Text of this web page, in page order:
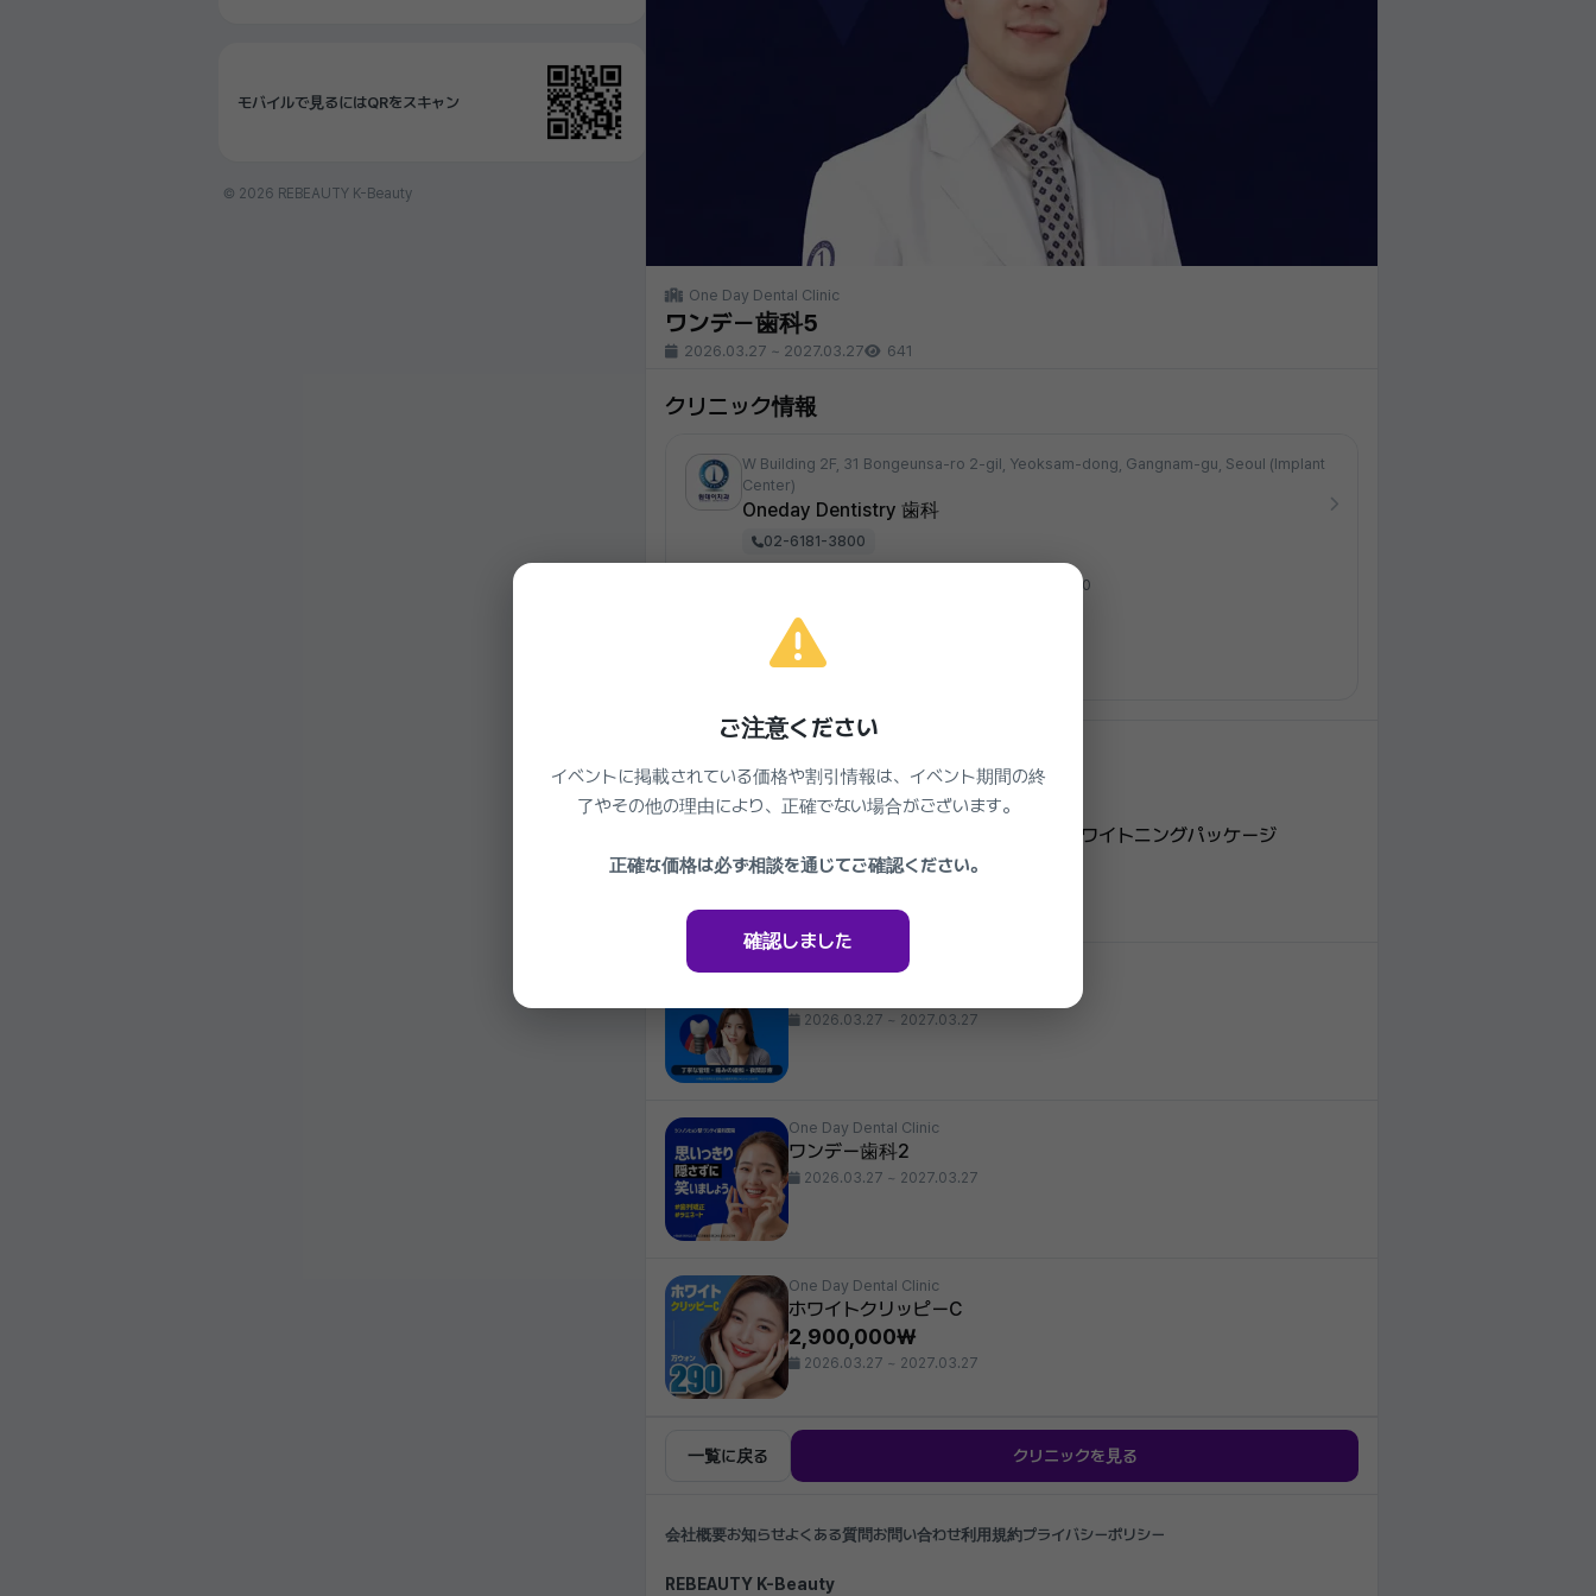
モバイルで見るにはQRをスキャン
© 2026 REBEAUTY K-Beauty
One Day Dental Clinic
ワンデー歯科5
2026.03.27 ~ 2027.03.27 641
クリニック情報
W Building 2F, 31 Bongeunsa-ro 2-gil, Yeoksam-dong, Gangnam-gu, Seoul (Implant
Center)
Oneday Dentistry 歯科
02-6181-3800
月,水,金 09:30-21:00, 火,木 09:30-18:30, 土 09:30-15:00
One Day Dental Clinic - Gangnam
クリニックを見る
One Day Dental Clinic
ホワイトニング 3回 ワンデー歯科ホワイトニングパッケージ
27%159,000₩
One Day Dental Clinic
2026.03.27 ~ 2027.03.27
One Day Dental Clinic
ワンデー歯科2
2026.03.27 ~ 2027.03.27
One Day Dental Clinic
ホワイトクリッピーC
2,900,000₩
2026.03.27 ~ 2027.03.27
一覧に戻る クリニックを見る
会社概要お知らせよくある質問 お問い合わせ利用規約プライバシーポリシー
REBEAUTY K-Beauty
ご注意ください
イベントに掲載されている価格や割引情報は、イベント期間の終
了やその他の理由により、正確でない場合がございます。
正確な価格は必ず相談を通じてご確認ください。
確認しました